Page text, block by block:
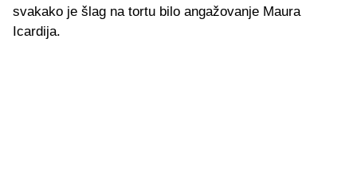
svakako je šlag na tortu bilo angažovanje Maura
Icardija.